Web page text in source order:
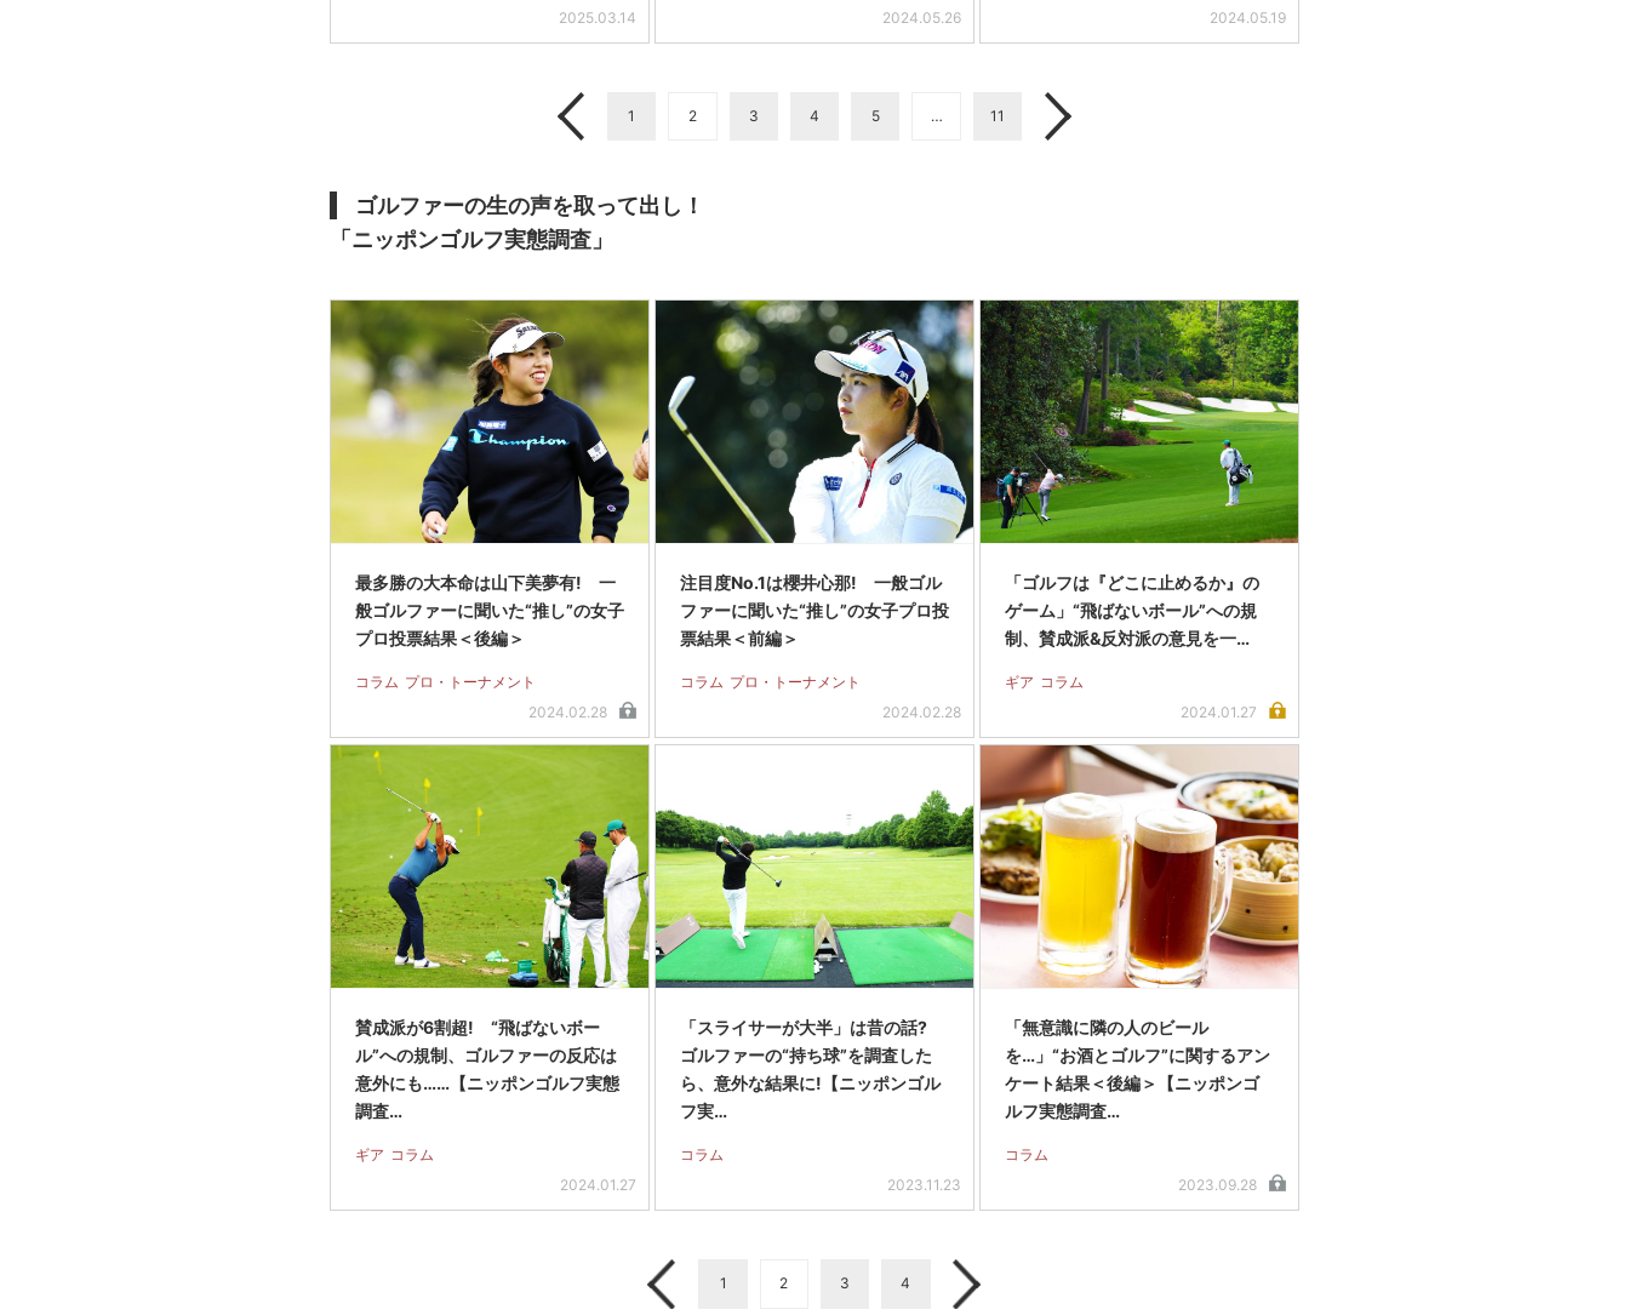
2025.03.14
2024.05.26
2024.05.19
1 2 3 4 5 … 11
ゴルファーの生の声を取って出し！
「ニッポンゴルフ実態調査」
最多勝の大本命は山下美夢有! 一
般ゴルファーに聞いた“推し”の女子
プロ投票結果＜後編＞
コラム プロ・トーナメント
2024.02.28
注目度No.1は櫻井心那! 一般ゴル
ファーに聞いた“推し”の女子プロ投
票結果＜前編＞
コラム プロ・トーナメント
2024.02.28
「ゴルフは『どこに止めるか』の
ゲーム」“飛ばないボール”への規
制、賛成派&反対派の意見を一…
ギア コラム
2024.01.27
賛成派が6割超! “飛ばないボー
ル”への規制、ゴルファーの反応は
意外にも……【ニッポンゴルフ実態
調査…
ギア コラム
2024.01.27
「スライサーが大半」は昔の話?
ゴルファーの“持ち球”を調査した
ら、意外な結果に!【ニッポンゴル
フ実…
コラム
2023.11.23
「無意識に隣の人のビール
を…」“お酒とゴルフ”に関するアン
ケート結果＜後編＞【ニッポンゴ
ルフ実態調査…
コラム
2023.09.28
1 2 3 4